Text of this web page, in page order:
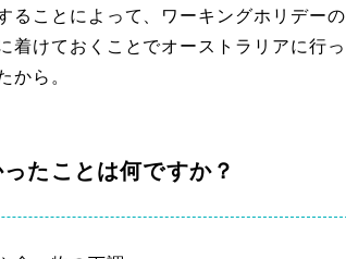
ることによって、ワーキングホリデー
着けておくことでオーストラリアに行
から。
たことは何ですか？